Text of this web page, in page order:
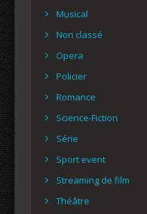
Musical
Non classé
Opera
Policier
Romance
Science-Fiction
Série
Sport event
Streaming de film
Théâtre